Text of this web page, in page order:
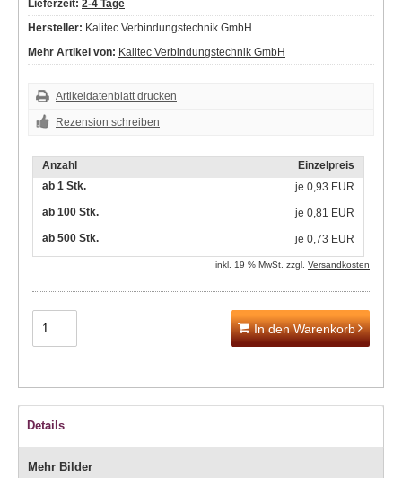
Lieferzeit: 2-4 Tage
Hersteller: Kalitec Verbindungstechnik GmbH
Mehr Artikel von: Kalitec Verbindungstechnik GmbH
Artikeldatenblatt drucken
Rezension schreiben
Anzahl
Einzelpreis
ab 1 Stk.
je 0,93 EUR
ab 100 Stk.
je 0,81 EUR
ab 500 Stk.
je 0,73 EUR
inkl. 19 % MwSt. zzgl. Versandkosten
In den Warenkorb
Details
Mehr Bilder